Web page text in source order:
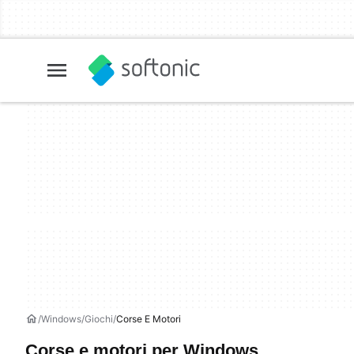
Windows Giochi Corse E Motori